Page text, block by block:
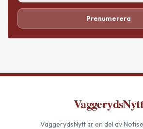
Prenumerera
VaggerydsNyttär en del av